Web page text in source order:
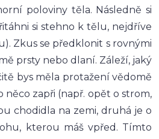
poloviny těla. Následně si
si stehno k tělu, nejdříve
Zkus se předklonit s rovnými
prsty nebo dlaní. Záleží, jaký
bys měla protažení vědomě
zapři (např. opět o strom,
chodidla na zemi, druhá je o
kterou máš vpřed. Tímto